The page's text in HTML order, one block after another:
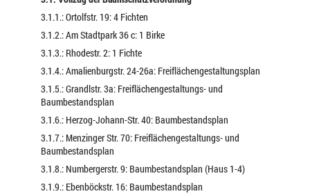
3.1.1.: Ortolfstr. 19: 4 Fichten
3.1.2.: Am Stadtpark 36 c: 1 Birke
3.1.3.: Rhodestr. 2: 1 Fichte
3.1.4.: Amalienburgstr. 24-26a: Freiflächengestaltungsplan
3.1.5.: Grandlstr. 3a: Freiflächengestaltungs- und
Baumbestandsplan
3.1.6.: Herzog-Johann-Str. 40: Baumbestandsplan
3.1.7.: Menzinger Str. 70: Freiflächengestaltungs- und
Baumbestandsplan
3.1.8.: Numbergerstr. 9: Baumbestandsplan (Haus 1-4)
3.1.9.: Ebenböckstr. 16: Baumbestandsplan